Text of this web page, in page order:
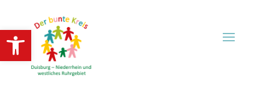
Open toolbar